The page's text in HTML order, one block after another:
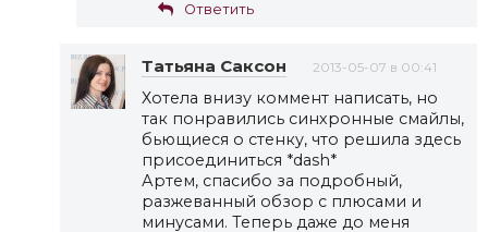
Ответить
Татьяна Саксон 2013-05-07 в 00:41
Хотела внизу коммент написать, но
так понравились синхронные смайлы,
бьющиеся о стенку, что решила здесь
присоединиться *dash*
Артем, спасибо за подробный,
разжеванный обзор с плюсами и
минусами. Теперь даже до меня